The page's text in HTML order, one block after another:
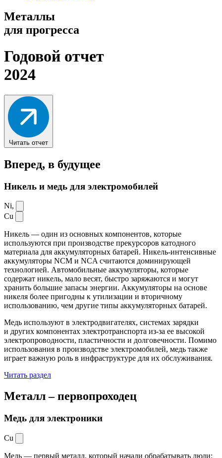
Металлы
для прогресса
Годовой отчет
2024
Читать отчет
Вперед, в будущее
Никель и медь для электромобилей
Ni,
Cu
Никель — один из основных компонентов, которые
используются при производстве прекурсоров катодного
материала для аккумуляторных батарей. Никель-интенсивные
аккумуляторы NCM и NCA считаются доминирующей
технологией. Автомобильные аккумуляторы, которые
содержат никель, мало весят, быстро заряжаются и могут
хранить большие запасы энергии. Аккумуляторы на основе
никеля более пригодны к утилизации и вторичному
использованию, чем другие типы аккумуляторных батарей.
Медь используют в электродвигателях, системах зарядки
и других компонентах электротранспорта из-за ее высокой
электропроводности, пластичности и долговечности. Помимо
использования в производстве электромобилей, медь также
играет важную роль в инфраструктуре для их обслуживания.
Читать раздел
Металл –первопроходец
Медь для электроники
Cu
Медь — первый металл, который начали обрабатывать люди: